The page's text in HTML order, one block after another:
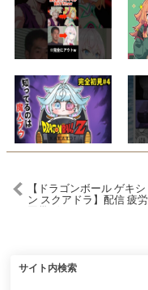
【ドラゴンボール ゲキシ
ン スクアドラ】配信 疲労
サイト内検索